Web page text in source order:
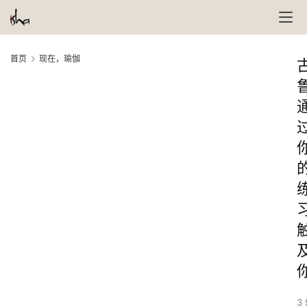
首页 现在，瑜伽
3